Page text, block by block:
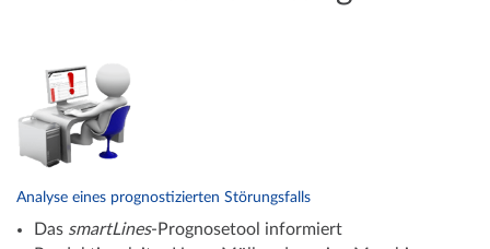
Analyse eines prognostizierten Störungsfalls
Das smartLines-Prognosetool informiert